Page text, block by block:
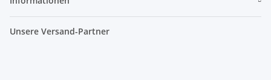
Unsere Versand-Partner